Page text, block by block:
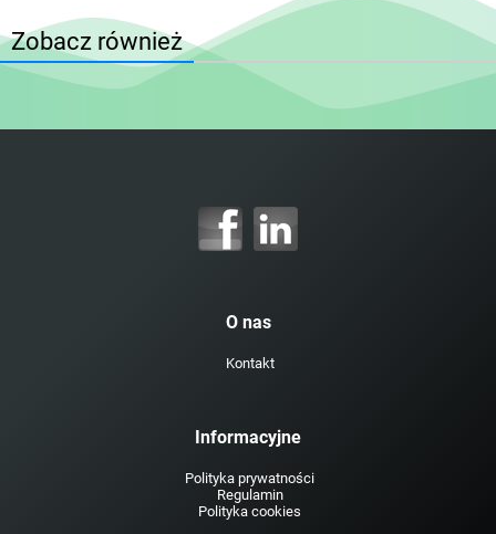
Zobacz również
O nas
Kontakt
Informacyjne
Polityka prywatności
Regulamin
Polityka cookies